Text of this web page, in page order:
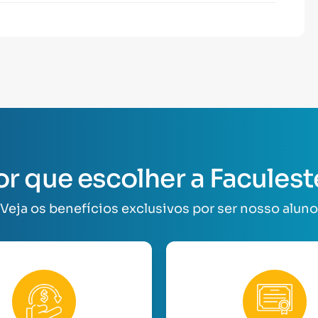
que escolher a
Veja os benefícios exclusivos por ser nosso aluno